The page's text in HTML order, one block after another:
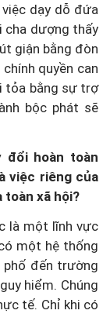
dạy dỗ đứa
cha dượng thấy
giận bằng đòn
quyền can
tỏa bằng sự trợ
bộc phát sẽ
đổi hoàn toàn
việc riêng của
toàn xã hội?
là một lĩnh vực
một hệ thống
đến trường
hiểm. Chúng
tế. Chỉ khi có